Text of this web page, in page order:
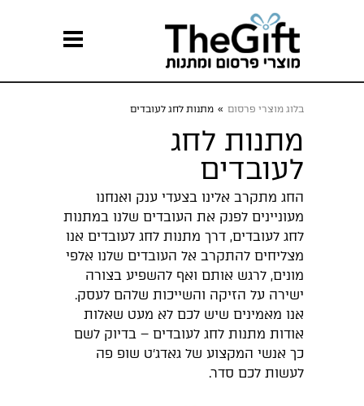
בלוג מוצרי פרסום » מתנות לחג לעובדים
מתנות לחג
לעובדים
החג מתקרב אלינו בצעדי ענק ואנחנו
מעוניינים לפנק את העובדים שלנו במתנות
לחג לעובדים, דרך מתנות לחג לעובדים אנו
מצליחים להתקרב אל העובדים שלנו אלפי
מונים, לרגש אותם ואף להשפיע בצורה
ישירה על הזיקה והשייכות שלהם לעסק.
אנו מאמינים שיש לכם לא מעט שאלות
אודות מתנות לחג לעובדים – בדיוק לשם
כך אנשי המקצוע של גאדג׳ט שופ פה
לעשות לכם סדר.